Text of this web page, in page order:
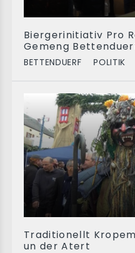
Biergerinitiativ Pro
Gemeng
BETTENDUERF POLITIK
Traditionellt
un der Atert